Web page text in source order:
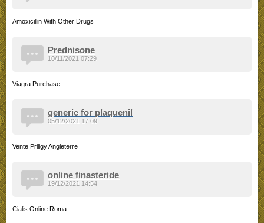
Amoxicillin With Other Drugs
Prednisone
Viagra Purchase
10/11/2021 07:29
generic for plaquenil
Vente Priligy Angleterre
05/12/2021 17:09
online finasteride
Cialis Online Roma
19/12/2021 14:54